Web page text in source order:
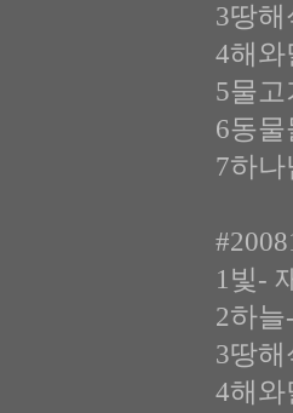
3땅
4해
5물
6동
7하
1빛-
2하
3땅
4해와